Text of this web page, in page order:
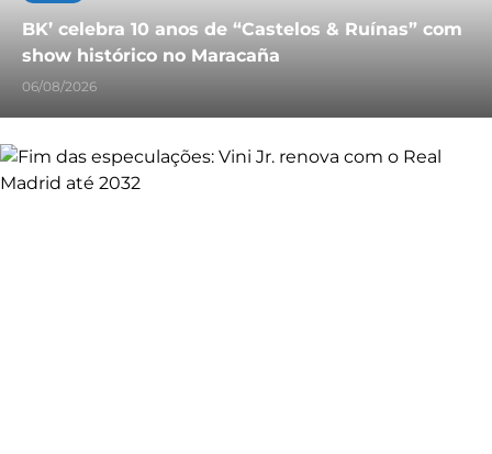
BK’ celebra 10 anos de “Castelos & Ruínas” com
show histórico no Maracaña
06/08/2026